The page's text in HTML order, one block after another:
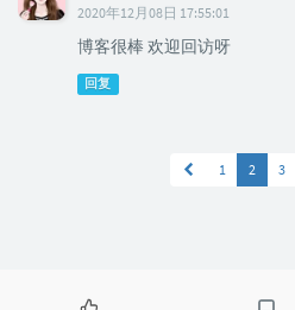
2020年12月08日 17:55:01
博客很棒 欢迎回访呀
回复
1 2 3